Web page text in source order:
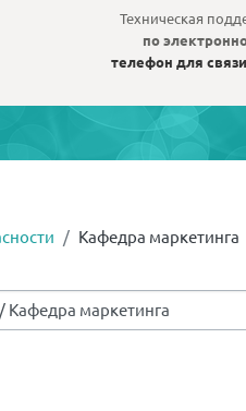
Техническая
по
телефон для связи
Кафедра маркетинга